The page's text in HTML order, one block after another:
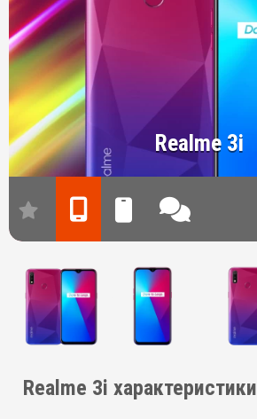
Realme 3i
Realme 3i характеристики